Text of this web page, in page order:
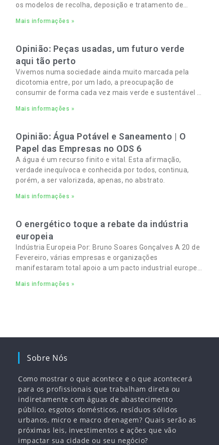
os modelos de recolha, deposição e tratamento de
Mais informações »
Opinião: Peças usadas, um futuro verde
aqui tão perto
Vivemos numa sociedade ainda muito marcada pela
dicotomia entre, por um lado, a preocupação de
consumir de forma cada vez mais verde e sustentável e,
e familiares cada vez mais apertados.
Mais informações »
Opinião: Água Potável e Saneamento | O
Papel das Empresas no ODS 6
A água é um recurso finito e vital. Esta afirmação,
verdade inequívoca e conhecida por todos, continua,
porém, a ser valorizada, apenas, no abstrato.
Mais informações »
O energético toque a rebate da indústria
europeia
Indústria Europeia Por: Bruno Soares Gonçalves A 20 de
Fevereiro, várias empresas e organizações
manifestaram total apoio a um pacto industrial europeu
empregos
Mais informações »
Sobre Nós
Como mostrar o que acontece e o que acontecerá
para os profissionais que trabalham direta ou
indiretamente com águas de abastecimento
público, esgotos domésticos, resíduos sólidos
urbanos, micro e macro drenagem? Quais serão as
próximas leis, investimentos e ações que vão
impactar sua cidade ou seu negócio?